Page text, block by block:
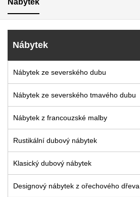
Nábytek
Nábytek
Nábytek ze severského dubu
Nábytek ze severského tmavého dubu
Nábytek z francouzské malby
Rustikální dubový nábytek
Klasický dubový nábytek
Designový nábytek z ořechového dřeva